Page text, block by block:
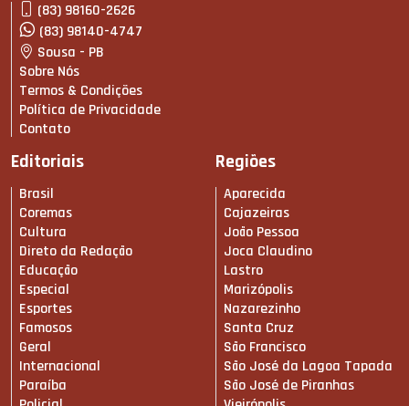
(83) 98160-2626
(83) 98140-4747
Sousa - PB
Sobre Nós
Termos & Condições
Política de Privacidade
Contato
Editoriais
Brasil
Coremas
Cultura
Direto da Redação
Educação
Especial
Esportes
Famosos
Geral
Internacional
Paraíba
Regiões
Aparecida
Cajazeiras
João Pessoa
Joca Claudino
Lastro
Marizópolis
Nazarezinho
Santa Cruz
São Francisco
São José da Lagoa Tapada
São José de Piranhas